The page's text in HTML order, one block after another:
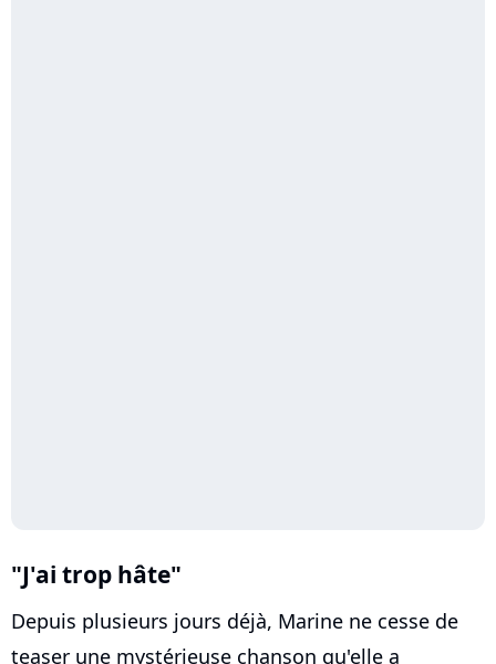
"J'ai trop hâte"
Depuis plusieurs jours déjà, Marine ne cesse de
teaser une mystérieuse chanson qu'elle a